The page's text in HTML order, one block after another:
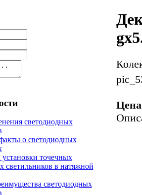
светодиодных
о светодиодных
точечных
светильников в натяжной
светодиодных